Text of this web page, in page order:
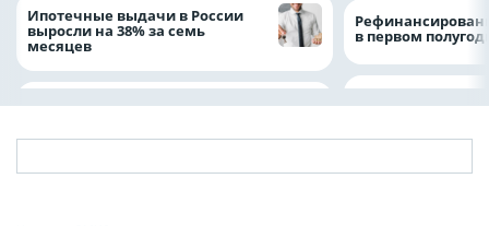
Ипотечные выдачи в России
выросли на 38% за семь
месяцев в первом